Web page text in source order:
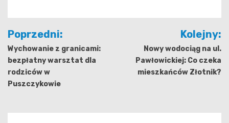
Nawigacja
wpisu
Poprzedni:
Wychowanie z granicami:
bezpłatny warsztat dla
rodziców w
Puszczykowie
Kolejny:
Nowy wodociąg na ul.
Pawłowickiej: Co czeka
mieszkańców Złotnik?